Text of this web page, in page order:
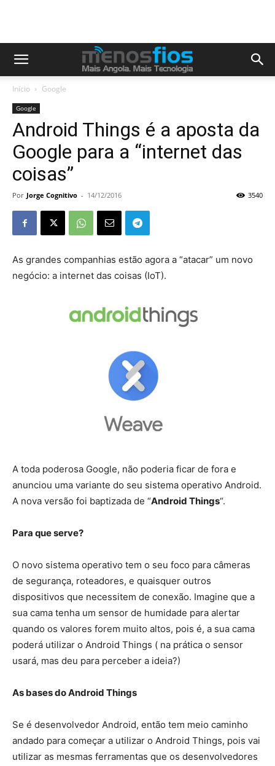
Início Google
Google
Android Things é a aposta da
Google para a “internet das
coisas”
Por Jorge Cognitivo - 14/12/2016 3540
As grandes companhias estão agora a “atacar” um novo
negócio: a internet das coisas (IoT).
A toda poderosa Google, não poderia ficar de fora e
anunciou uma variante do seu sistema operativo Android.
A nova versão foi baptizada de “Android Things“.
Para que serve?
O novo sistema operativo tem o seu foco para câmeras
de segurança, roteadores, e quaisquer outros
dispositivos que necessitem de conexão. Imagine que a
sua cama tenha um sensor de humidade para alertar
quando os valores forem muito altos, pois é, a sua cama
poderá utilizar o Android Things ( na prática o sensor
usará, mas deu para perceber a ideia?)
As bases do Android Things
Se é desenvolvedor Android, então tem meio caminho
andado para começar a utilizar o Android Things, pois vai
utilizar as mesmas ferramentas que os desenvolvedores